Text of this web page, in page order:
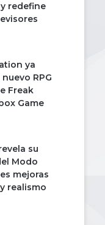
redefine
ya
RPG
Freak
Game
su
Modo
mejoras
realismo